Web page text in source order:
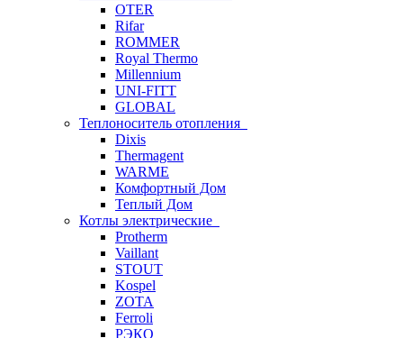
OTER
Rifar
ROMMER
Royal Thermo
Millennium
UNI-FITT
GLOBAL
Теплоноситель отопления
Dixis
Thermagent
WARME
Комфортный Дом
Теплый Дом
Котлы электрические
Protherm
Vaillant
STOUT
Kospel
ZOTA
Ferroli
РЭКО